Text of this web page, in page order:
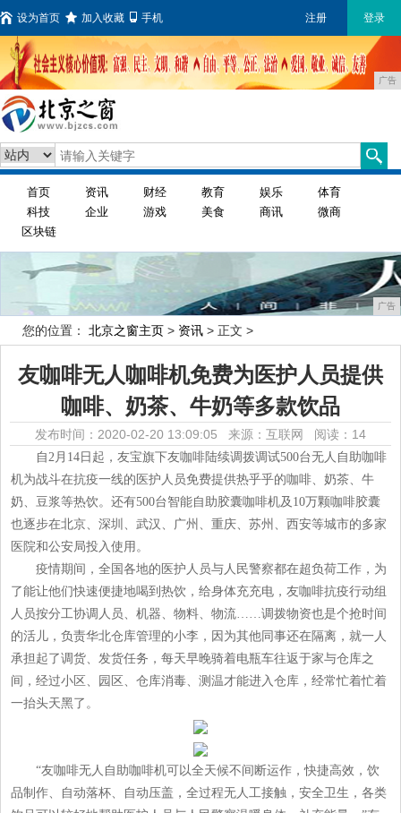
设为首页 加入收藏 手机 注册 登录
广告
首页 资讯 财经 教育 娱乐
体育
科技
企业 游戏 美食 商讯
微商
区块链
广告
您的位置： 北京之窗主页 > 资讯 > 正文 >
友咖啡无人咖啡机免费为医护人员提供
咖啡、奶茶、牛奶等多款饮品
发布时间：2020-02-20 13:09:05 来源：互联网 阅读：14
自2月14日起，友宝旗下友咖啡陆续调拨调试500台无人自助咖啡
机为战斗在抗疫一线的医护人员免费提供热乎乎的咖啡、奶茶、牛
奶、豆浆等热饮。还有500台智能自助胶囊咖啡机及10万颗咖啡胶囊
也逐步在北京、深圳、武汉、广州、重庆、苏州、西安等城市的多家
医院和公安局投入使用。
疫情期间，全国各地的医护人员与人民警察都在超负荷工作，为
了能让他们快速便捷地喝到热饮，给身体充充电，友咖啡抗疫行动组
人员按分工协调人员、机器、物料、物流……调拨物资也是个抢时间
的活儿，负责华北仓库管理的小李，因为其他同事还在隔离，就一人
承担起了调货、发货任务，每天早晚骑着电瓶车往返于家与仓库之
间，经过小区、园区、仓库消毒、测温才能进入仓库，经常忙着忙着
一抬头天黑了。
“友咖啡无人自助咖啡机可以全天候不间断运作，快捷高效，饮
品制作、自动落杯、自动压盖，全过程无人工接触，安全卫生，各类